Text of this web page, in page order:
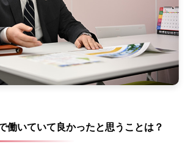
働いていて良かったと思うことは？